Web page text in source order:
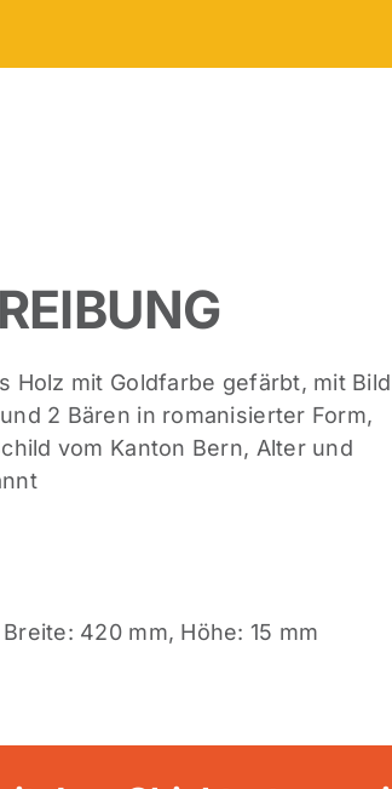
Holz mit Goldfarbe gefärbt, mit Bild
2 Bären in romanisierter Form,
vom Kanton Bern, Alter und
420 mm, Höhe: 15 mm